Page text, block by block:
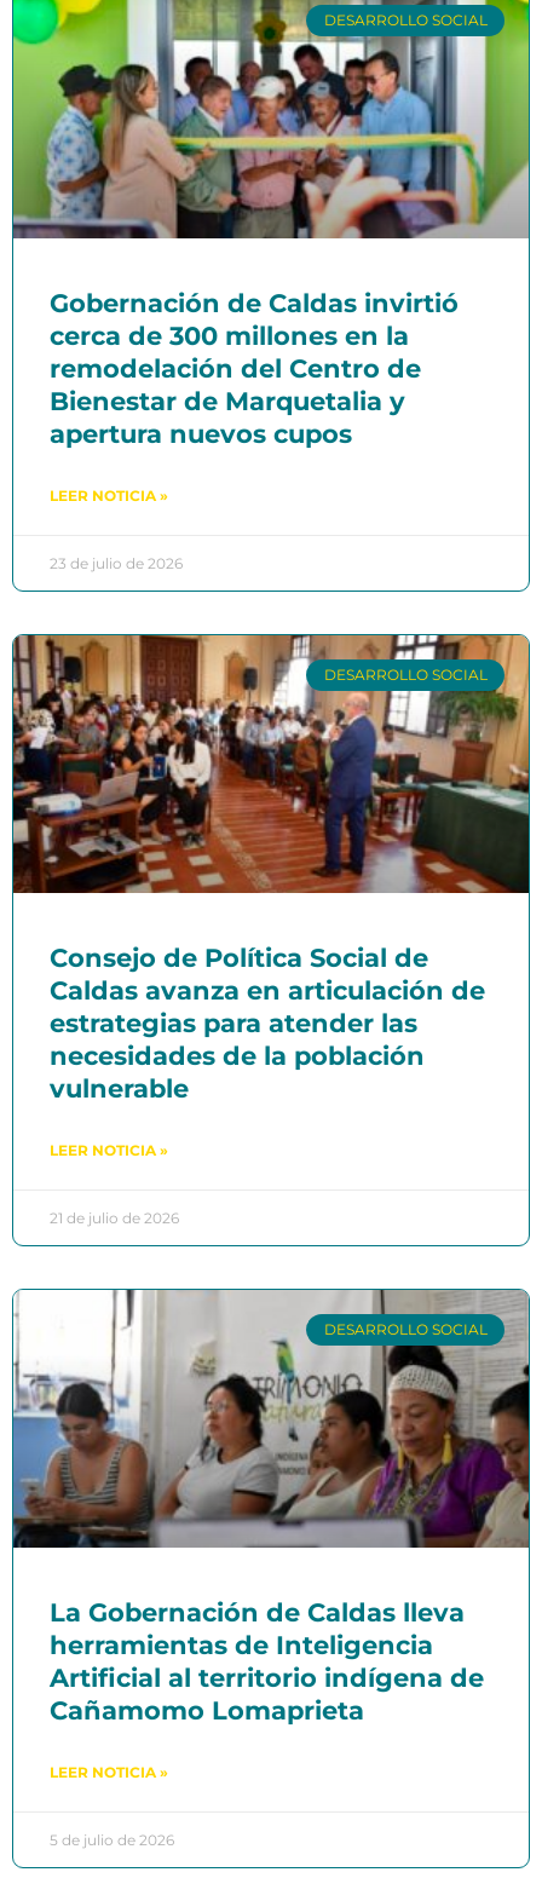
DESARROLLO SOCIAL
Gobernación de Caldas invirtió
cerca de 300 millones en la
remodelación del Centro de
Bienestar de Marquetalia y
apertura nuevos cupos
LEER NOTICIA »
23 de julio de 2026
DESARROLLO SOCIAL
Consejo de Política Social de
Caldas avanza en articulación de
estrategias para atender las
necesidades de la población
vulnerable
LEER NOTICIA »
21 de julio de 2026
DESARROLLO SOCIAL
La Gobernación de Caldas lleva
herramientas de Inteligencia
Artificial al territorio indígena de
Cañamomo Lomaprieta
LEER NOTICIA »
5 de julio de 2026